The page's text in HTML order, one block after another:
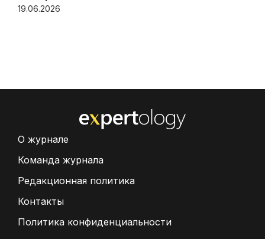
19.06.2026
О журнале
Команда журнала
Редакционная политика
Контакты
Политика конфиденциальности